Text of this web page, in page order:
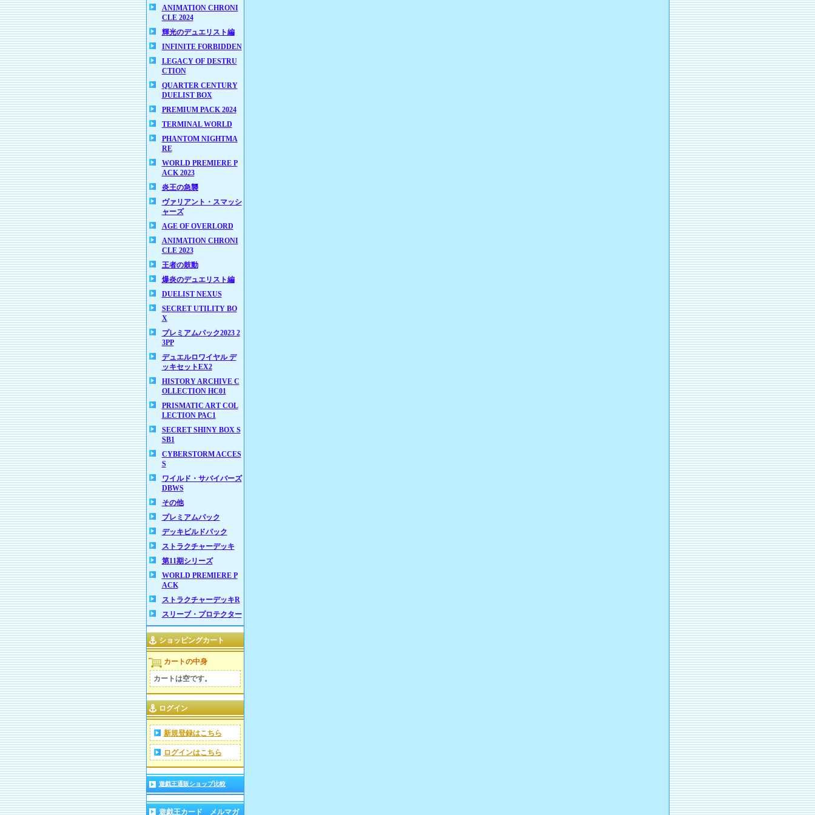
ANIMATION CHRONI
CLE 2024
輝光のデュエリスト編
INFINITE FORBIDDEN
LEGACY OF DESTRU
CTION
QUARTER CENTURY
DUELIST BOX
PREMIUM PACK 2024
TERMINAL WORLD
PHANTOM NIGHTMA
RE
WORLD PREMIERE P
ACK 2023
炎王の急襲
ヴァリアント・スマッシ
ャーズ
AGE OF OVERLORD
ANIMATION CHRONI
CLE 2023
王者の鼓動
爆炎のデュエリスト編
DUELIST NEXUS
SECRET UTILITY BO
X
プレミアムパック2023 2
3PP
デュエルロワイヤル デ
ッキセットEX2
HISTORY ARCHIVE C
OLLECTION HC01
PRISMATIC ART COL
LECTION PAC1
SECRET SHINY BOX S
SB1
CYBERSTORM ACCES
S
ワイルド・サバイバーズ
DBWS
その他
プレミアムパック
デッキビルドパック
ストラクチャーデッキ
第11期シリーズ
WORLD PREMIERE P
ACK
ストラクチャーデッキR
スリーブ・プロテクター
ショッピングカート
カートの中身
カートは空です。
ログイン
新規登録はこちら
ログインはこちら
遊戯王通販ショップ比較
遊戯王カード メルマガ